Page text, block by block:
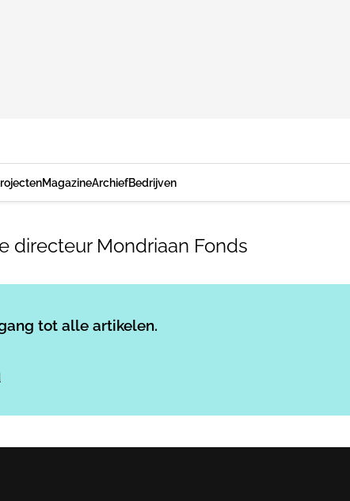
MagazineArchiefBedrijven
directeur Mondriaan Fonds
tot alle artikelen.